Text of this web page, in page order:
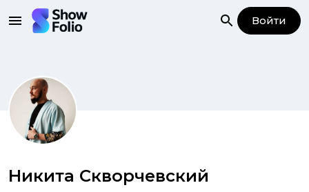
Войти
Никита Скворчевский